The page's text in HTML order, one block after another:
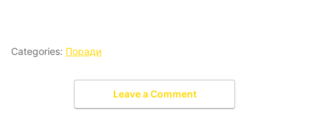
Categories: Поради
Leave a Comment